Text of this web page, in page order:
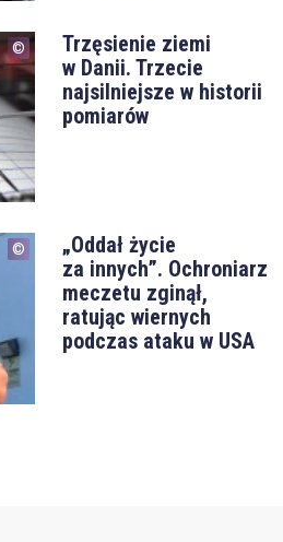
Trzęsienie ziemi
w Danii. Trzecie
najsilniejsze w historii
pomiarów
„Oddał życie
za innych”. Ochroniarz
meczetu zginął,
ratując wiernych
podczas ataku w USA